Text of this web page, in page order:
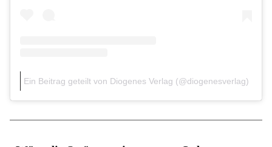
Ein Beitrag geteilt von Diogenes Verlag (@diogenesverlag)